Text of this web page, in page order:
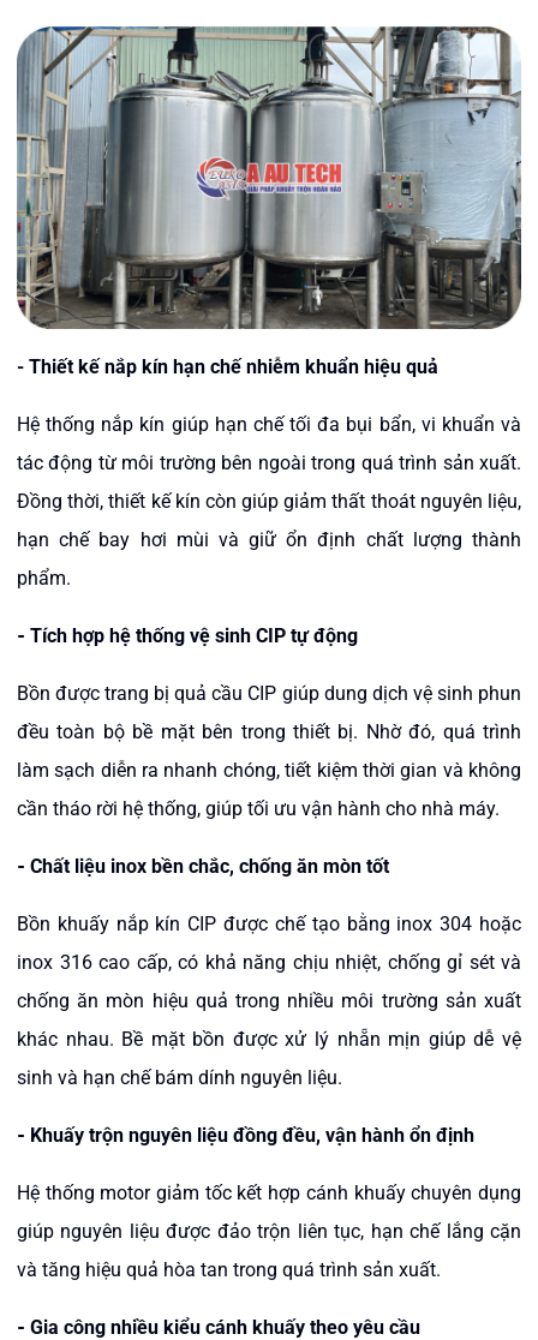
- Thiết kế nắp kín hạn chế nhiễm khuẩn hiệu quả
Hệ thống nắp kín giúp hạn chế tối đa bụi bẩn, vi khuẩn và
tác động từ môi trường bên ngoài trong quá trình sản xuất.
Đồng thời, thiết kế kín còn giúp giảm thất thoát nguyên liệu,
hạn chế bay hơi mùi và giữ ổn định chất lượng thành
phẩm.
- Tích hợp hệ thống vệ sinh CIP tự động
Bồn được trang bị quả cầu CIP giúp dung dịch vệ sinh phun
đều toàn bộ bề mặt bên trong thiết bị. Nhờ đó, quá trình
làm sạch diễn ra nhanh chóng, tiết kiệm thời gian và không
cần tháo rời hệ thống, giúp tối ưu vận hành cho nhà máy.
- Chất liệu inox bền chắc, chống ăn mòn tốt
Bồn khuấy nắp kín CIP được chế tạo bằng inox 304 hoặc
inox 316 cao cấp, có khả năng chịu nhiệt, chống gỉ sét và
chống ăn mòn hiệu quả trong nhiều môi trường sản xuất
khác nhau. Bề mặt bồn được xử lý nhẵn mịn giúp dễ vệ
sinh và hạn chế bám dính nguyên liệu.
- Khuấy trộn nguyên liệu đồng đều, vận hành ổn định
Hệ thống motor giảm tốc kết hợp cánh khuấy chuyên dụng
giúp nguyên liệu được đảo trộn liên tục, hạn chế lắng cặn
và tăng hiệu quả hòa tan trong quá trình sản xuất.
- Gia công nhiều kiểu cánh khuấy theo yêu cầu